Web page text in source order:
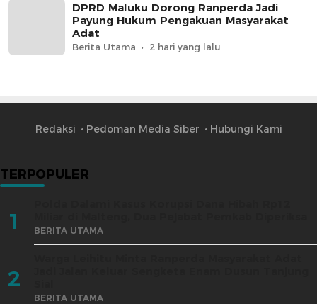
DPRD Maluku Dorong Ranperda Jadi
Payung Hukum Pengakuan Masyarakat
Adat
Berita Utama 2 hari yang lalu
Redaksi Pedoman Media Siber Hubungi Kami
TERPOPULER
1 BERITA UTAMA
2
BERITA UTAMA